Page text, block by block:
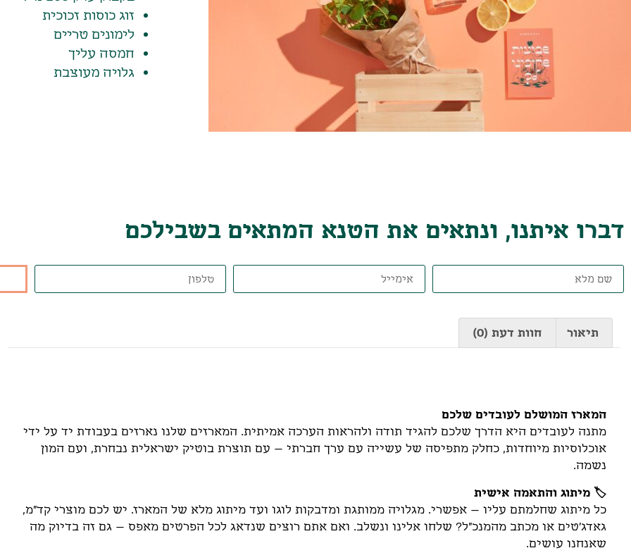
זוג כוסות זכוכית
לימונים טריים
חמסה עליך
גלויה מעוצבת
דברו איתנו, ונתאים את הטנא המתאים בשבילכם
תיאור חוות דעת (0)
המארז המושלם לעובדים שלכם
מתנה לעובדים היא הדרך שלכם להגיד תודה ולהראות הערכה אמיתית. המארזים שלנו נארזים בעבודת יד על ידי
אוכלוסיות מיוחדות, כחלק מתפיסה של עשייה עם ערך חברתי – עם תוצרת בוטיק ישראלית נבחרת, ועם המון
נשמה.
🏷️ מיתוג והתאמה אישית
כל מיתוג שחלמתם עליו – אפשרי. מגלויה ממותגת ומדבקות לוגו ועד מיתוג מלא של המארז. יש לכם מוצרי קד"מ,
גאדג'טים או מכתב מהמנכ"ל? שלחו אלינו ונשלב. ואם אתם רוצים שנדאג לכל הפרטים מאפס – גם זה בדיוק מה
שאנחנו עושים.